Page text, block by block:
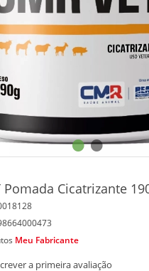
Pomada Cicatrizante
Meu Fabricante
a primeira avaliação